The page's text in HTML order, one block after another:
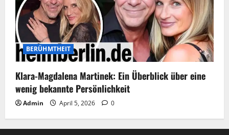
BERÜHMTHEIT
Klara-Magdalena Martinek: Ein Überblick über eine
wenig bekannte Persönlichkeit
Admin April 5, 2026 0